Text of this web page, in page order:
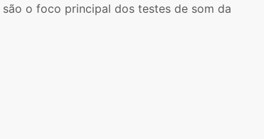
o foco principal dos testes de som da